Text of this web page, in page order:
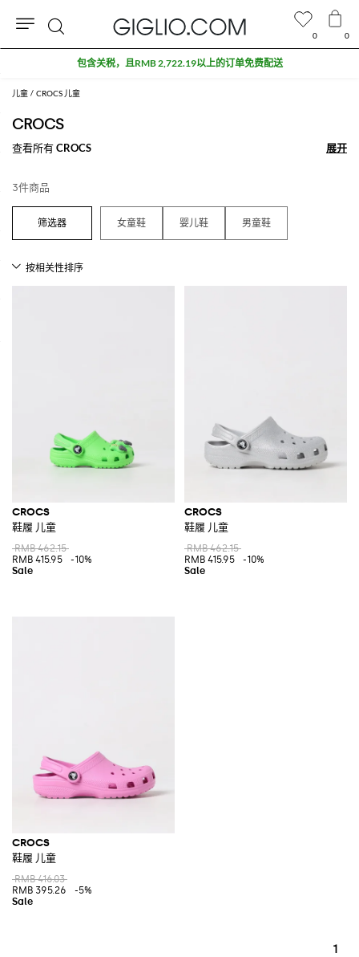
儿童 CROCS 儿童
CROCS
查看所有CROCS 展开
展开
3件商品
女童鞋 婴儿鞋 男童鞋
CROCS
鞋履 儿童
RMB 462.15
RMB 415.95
-10%
CROCS
鞋履 儿童
RMB 462.15
RMB 415.95
-10%
CROCS
鞋履 儿童
RMB 416.03
RMB 395.26
-5%
1
0 0
包含关税，且RMB 2,722.19以上的订单免费配送